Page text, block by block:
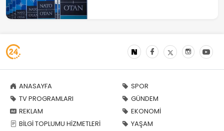
ANASAYFA
TV PROGRAMLARI
REKLAM
BİLGİ TOPLUMU HİZMETLERİ
SPOR
GÜNDEM
EKONOMİ
YAŞAM